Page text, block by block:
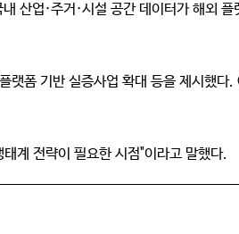
산업·주거·시설 공간 데이터가 해외
폼 기반 실증사업 확대 등을 제시했다
계 전략이 필요한 시점"이라고 말했다.